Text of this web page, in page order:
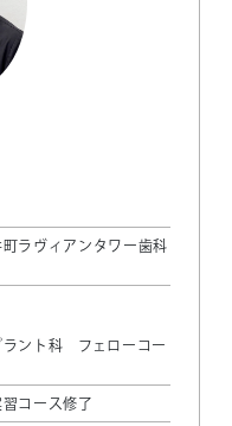
ラヴィアンタワー歯科
ント科 フェローコー
コース修了